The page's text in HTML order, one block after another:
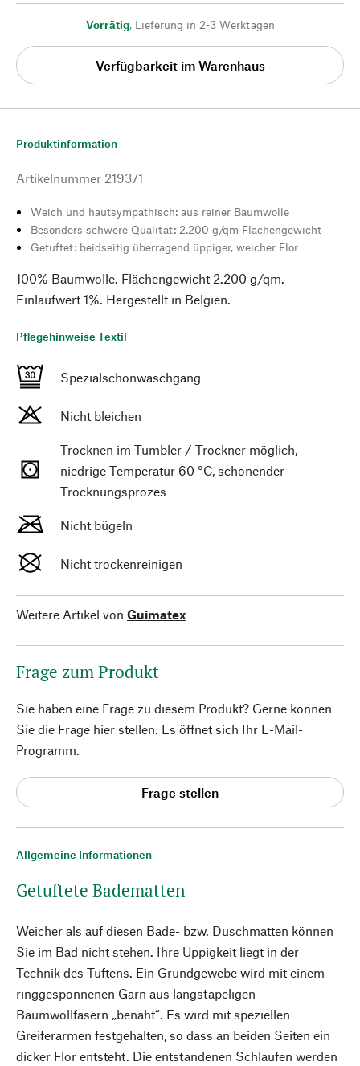
Vorrätig, Lieferung in 2-3 Werktagen
Verfügbarkeit im Warenhaus
Allgemeine Informationen
Getuftete Badematten
Weicher als auf diesen Bade- bzw. Duschmatten können
Sie im Bad nicht stehen. Ihre Üppigkeit liegt in der
Technik des Tuftens. Ein Grundgewebe wird mit einem
ringgesponnenen Garn aus langstapeligen
Baumwollfasern „benäht“. Es wird mit speziellen
Greiferarmen festgehalten, so dass an beiden Seiten ein
dicker Flor entsteht. Die entstandenen Schlaufen werden
Produktinformation
Artikelnummer 219371
Weich und hautsympathisch: aus reiner Baumwolle
Besonders schwere Qualität: 2.200 g/qm Flächengewicht
Getuftet: beidseitig überragend üppiger, weicher Flor
100% Baumwolle. Flächengewicht 2.200 g/qm.
Einlaufwert 1%. Hergestellt in Belgien.
Pflegehinweise Textil
Spezialschonwaschgang
Nicht bleichen
Trocknen im Tumbler / Trockner möglich,
niedrige Temperatur 60 °C, schonender
Trocknungsprozes
Nicht bügeln
Nicht trockenreinigen
Weitere Artikel von Guimatex
Frage zum Produkt
Sie haben eine Frage zu diesem Produkt? Gerne können
Sie die Frage hier stellen. Es öffnet sich Ihr E-Mail-
Programm.
Frage stellen